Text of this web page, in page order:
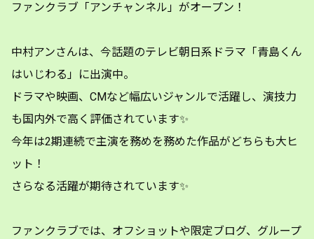
ファンクラブ「アンチャンネル」がオープン！
中村アンさんは、今話題のテレビ朝日系ドラマ「青島くん
はいじわる」に出演中。
ドラマや映画、CMなど幅広いジャンルで活躍し、演技力
も国内外で高く評価されています✨
今年は2期連続で主演を務めを務めた作品がどちらも大ヒ
ット！
さらなる活躍が期待されています✨
ファンクラブでは、オフショットや限定ブログ、グループ